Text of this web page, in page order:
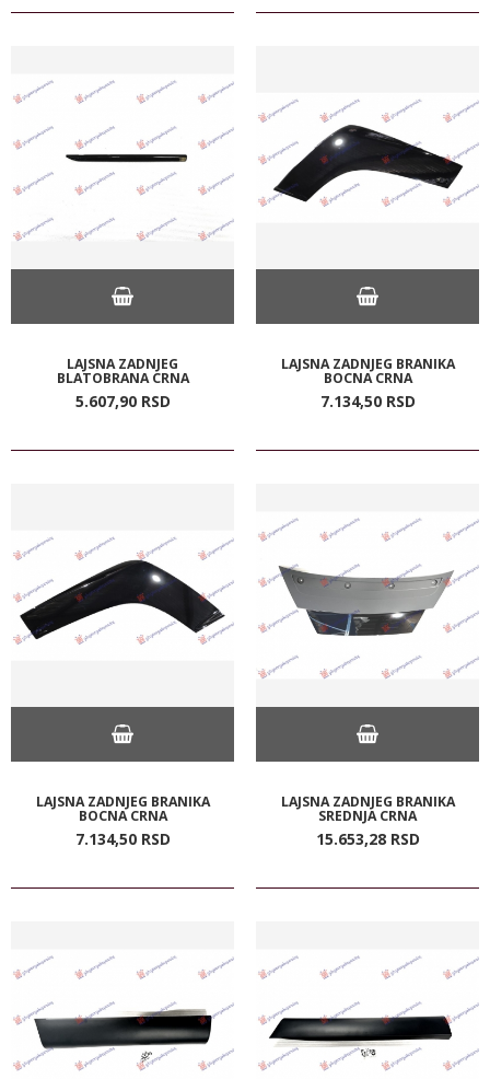
LAJSNA ZADNJEG
BLATOBRANA CRNA
5.607,90 RSD
LAJSNA ZADNJEG BRANIKA
BOCNA CRNA
7.134,50 RSD
LAJSNA ZADNJEG BRANIKA
BOCNA CRNA
7.134,50 RSD
LAJSNA ZADNJEG BRANIKA
SREDNJA CRNA
15.653,28 RSD